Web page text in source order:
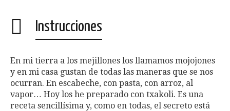
Instrucciones
En mi tierra a los mejillones los llamamos mojojones
y en mi casa gustan de todas las maneras que se nos
ocurran. En escabeche, con pasta, con arroz, al
vapor… Hoy los he preparado con txakoli. Es una
receta sencillísima y, como en todas, el secreto está